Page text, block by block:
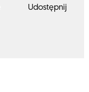
Udostępnij